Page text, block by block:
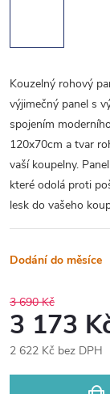
Kouzelný rohový
výjimečný panel s
spojením
120x70cm a tvar
vaší koupelny.
které odolá proti
lesk do vašeho
Dodání do měsíce
3 690 Kč
3 173
2 622 Kč bez DPH